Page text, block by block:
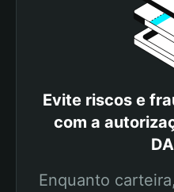
Evite riscos e
com a
Enquanto